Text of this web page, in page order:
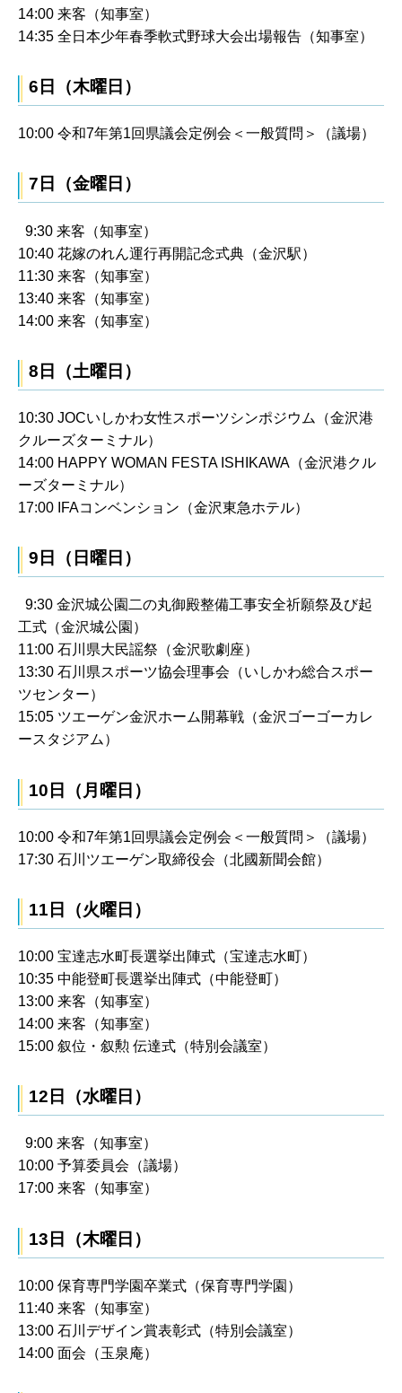
14:00 来客（知事室）
14:35 全日本少年春季軟式野球大会出場報告（知事室）
6日（木曜日）
10:00 令和7年第1回県議会定例会＜一般質問＞（議場）
7日（金曜日）
9:30 来客（知事室）
10:40 花嫁のれん運行再開記念式典（金沢駅）
11:30 来客（知事室）
13:40 来客（知事室）
14:00 来客（知事室）
8日（土曜日）
10:30 JOCいしかわ女性スポーツシンポジウム（金沢港
クルーズターミナル）
14:00 HAPPY WOMAN FESTA ISHIKAWA（金沢港クル
ーズターミナル）
17:00 IFAコンベンション（金沢東急ホテル）
9日（日曜日）
9:30 金沢城公園二の丸御殿整備工事安全祈願祭及び起
工式（金沢城公園）
11:00 石川県大民謡祭（金沢歌劇座）
13:30 石川県スポーツ協会理事会（いしかわ総合スポー
ツセンター）
15:05 ツエーゲン金沢ホーム開幕戦（金沢ゴーゴーカレ
ースタジアム）
10日（月曜日）
10:00 令和7年第1回県議会定例会＜一般質問＞（議場）
17:30 石川ツエーゲン取締役会（北國新聞会館）
11日（火曜日）
10:00 宝達志水町長選挙出陣式（宝達志水町）
10:35 中能登町長選挙出陣式（中能登町）
13:00 来客（知事室）
14:00 来客（知事室）
15:00 叙位・叙勲 伝達式（特別会議室）
12日（水曜日）
9:00 来客（知事室）
10:00 予算委員会（議場）
17:00 来客（知事室）
13日（木曜日）
10:00 保育専門学園卒業式（保育専門学園）
11:40 来客（知事室）
13:00 石川デザイン賞表彰式（特別会議室）
14:00 面会（玉泉庵）